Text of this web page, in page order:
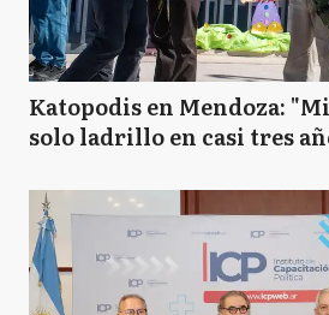
Katopodis en Mendoza:
solo ladrillo en casi tres